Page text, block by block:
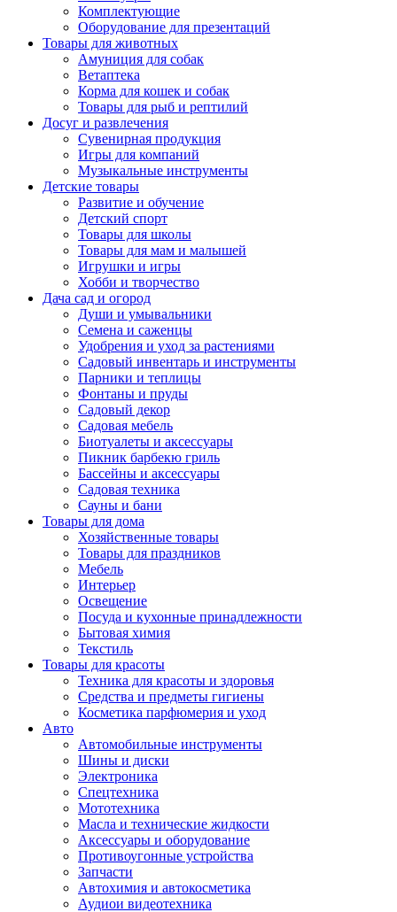
Комплектующие
Оборудование для презентаций
Товары для животных
Амуниция для собак
Ветаптека
Корма для кошек и собак
Товары для рыб и рептилий
Досуг и развлечения
Сувенирная продукция
Игры для компаний
Музыкальные инструменты
Детские товары
Развитие и обучение
Детский спорт
Товары для школы
Товары для мам и малышей
Игрушки и игры
Хобби и творчество
Дача сад и огород
Души и умывальники
Семена и саженцы
Удобрения и уход за растениями
Садовый инвентарь и инструменты
Парники и теплицы
Фонтаны и пруды
Садовый декор
Садовая мебель
Биотуалеты и аксессуары
Пикник барбекю гриль
Бассейны и аксессуары
Садовая техника
Сауны и бани
Товары для дома
Хозяйственные товары
Товары для праздников
Мебель
Интерьер
Освещение
Посуда и кухонные принадлежности
Бытовая химия
Текстиль
Товары для красоты
Техника для красоты и здоровья
Средства и предметы гигиены
Косметика парфюмерия и уход
Авто
Автомобильные инструменты
Шины и диски
Электроника
Спецтехника
Мототехника
Масла и технические жидкости
Аксессуары и оборудование
Противоугонные устройства
Запчасти
Автохимия и автокосметика
Аудиои видеотехника